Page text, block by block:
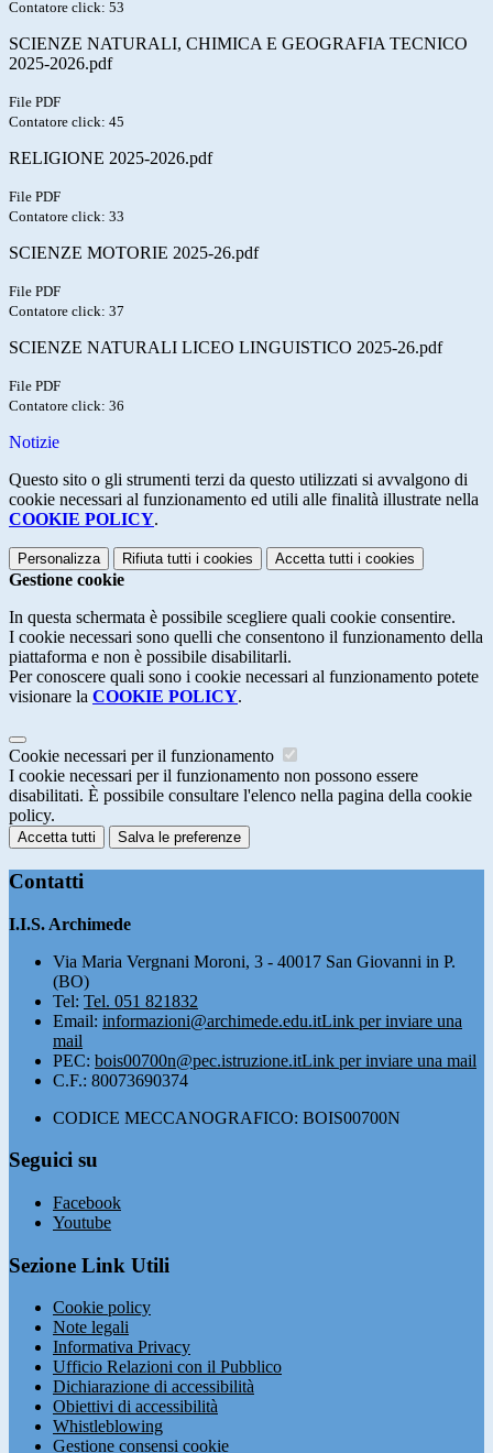
Contatore click: 53
SCIENZE NATURALI, CHIMICA E GEOGRAFIA TECNICO
2025-2026.pdf
File PDF
Contatore click: 45
RELIGIONE 2025-2026.pdf
File PDF
Contatore click: 33
SCIENZE MOTORIE 2025-26.pdf
File PDF
Contatore click: 37
SCIENZE NATURALI LICEO LINGUISTICO 2025-26.pdf
File PDF
Contatore click: 36
Notizie
Questo sito o gli strumenti terzi da questo utilizzati si avvalgono di
cookie necessari al funzionamento ed utili alle finalità illustrate nella
COOKIE POLICY.
Personalizza Rifiuta tutti i cookies Accetta tutti i cookies
Gestione cookie
In questa schermata è possibile scegliere quali cookie consentire.
I cookie necessari sono quelli che consentono il funzionamento della
piattaforma e non è possibile disabilitarli.
Per conoscere quali sono i cookie necessari al funzionamento potete
visionare la COOKIE POLICY.
Cookie necessari per il funzionamento
I cookie necessari per il funzionamento non possono essere
disabilitati. È possibile consultare l'elenco nella pagina della cookie
policy.
Accetta tutti Salva le preferenze
Contatti
I.I.S. Archimede
Via Maria Vergnani Moroni, 3 - 40017 San Giovanni in P.
(BO)
Tel: Tel. 051 821832
Email: informazioni@archimede.edu.itLink per inviare una
mail
PEC: bois00700n@pec.istruzione.itLink per inviare una mail
C.F.: 80073690374
CODICE MECCANOGRAFICO: BOIS00700N
Seguici su
Facebook
Youtube
Sezione Link Utili
Cookie policy
Note legali
Informativa Privacy
Ufficio Relazioni con il Pubblico
Dichiarazione di accessibilità
Obiettivi di accessibilità
Whistleblowing
Gestione consensi cookie